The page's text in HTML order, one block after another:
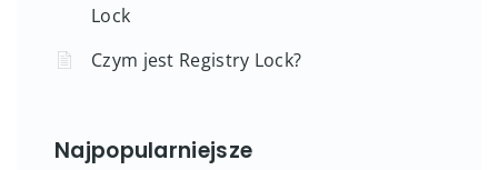
Lock
Czym jest Registry Lock?
Najpopularniejsze